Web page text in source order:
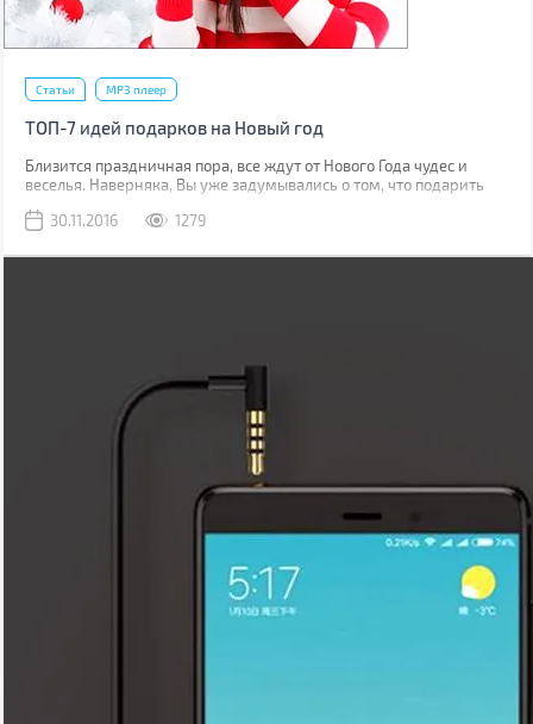
Статьи MP3 плеер
ТОП-7 идей подарков на Новый год
Близится праздничная пора, все ждут от Нового Года чудес и
веселья. Наверняка, Вы уже задумывались о том, что подарить
Гид подготовил для Вас несколько замечательных идей для
30.11.2016 1279